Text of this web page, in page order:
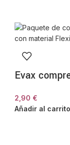
Evax
2,90 €
Añadir al carrito